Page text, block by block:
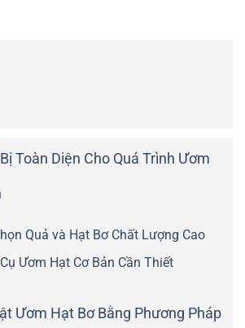
Toàn Diện Cho Quá Trình Ươm
Quả và Hạt Bơ Chất Lượng Cao
Ươm Hạt Cơ Bản Cần Thiết
Ươm Hạt Bơ Bằng Phương Pháp